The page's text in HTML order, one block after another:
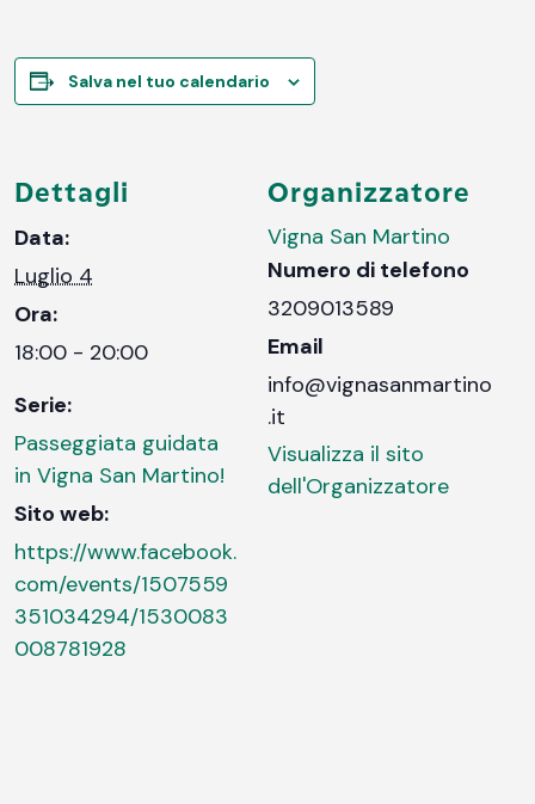
Salva nel tuo calendario
Dettagli
Data:
Luglio 4
Ora:
18:00 - 20:00
Serie:
Passeggiata guidata
in Vigna San Martino!
Sito web:
https://www.facebook.
com/events/1507559
351034294/1530083
008781928
Organizzatore
Vigna San Martino
Numero di telefono
3209013589
Email
info@vignasanmartino
.it
Visualizza il sito
dell'Organizzatore